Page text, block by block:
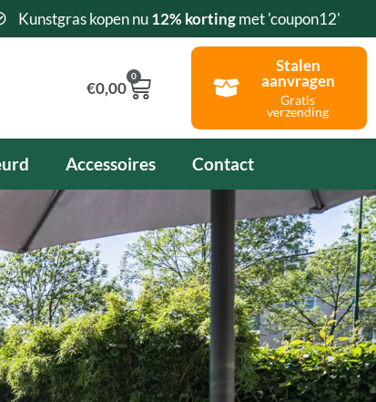
Kunstgras kopen nu12% kortingmet 'coupon12'
€0,00
0
Winkelwagen
Stalen
aanvragen
Gratis
verzending
Accessoires Contact